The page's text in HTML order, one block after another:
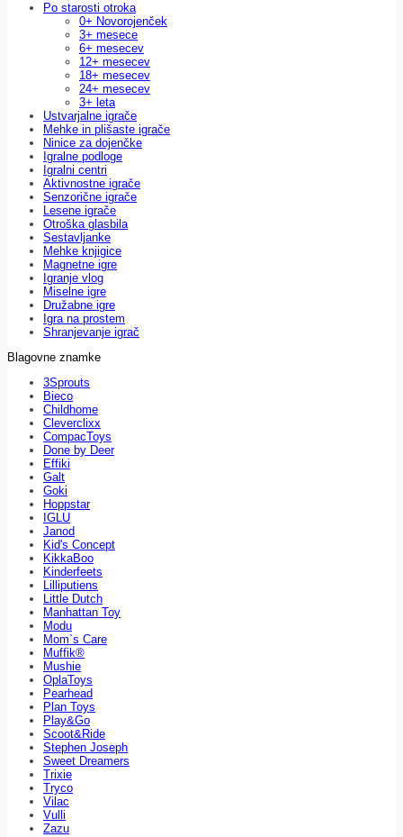
Po starosti otroka
0+ Novorojenček
3+ mesece
6+ mesecev
12+ mesecev
18+ mesecev
24+ mesecev
3+ leta
Ustvarjalne igrače
Mehke in plišaste igrače
Ninice za dojenčke
Igralne podloge
Igralni centri
Aktivnostne igrače
Senzorične igrače
Lesene igrače
Otroška glasbila
Sestavljanke
Mehke knjigice
Magnetne igre
Igranje vlog
Miselne igre
Družabne igre
Igra na prostem
Shranjevanje igrač
Blagovne znamke
3Sprouts
Bieco
Childhome
Cleverclixx
CompacToys
Done by Deer
Effiki
Galt
Goki
Hoppstar
IGLU
Janod
Kid's Concept
KikkaBoo
Kinderfeets
Lilliputiens
Little Dutch
Manhattan Toy
Modu
Mom`s Care
Muffik®
Mushie
OplaToys
Pearhead
Plan Toys
Play&Go
Scoot&Ride
Stephen Joseph
Sweet Dreamers
Trixie
Tryco
Vilac
Vulli
Zazu